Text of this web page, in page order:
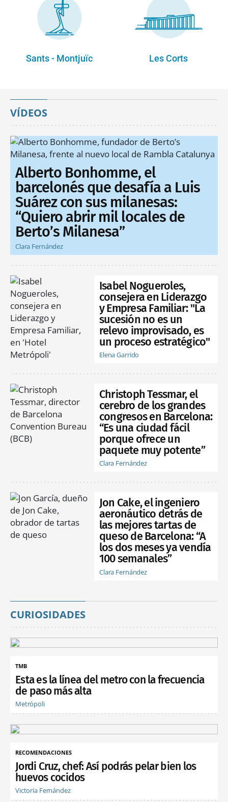
Sants - Montjuïc Les Corts
VÍDEOS
Alberto Bonhomme, el
barcelonés que desafía a Luis
Suárez con sus milanesas:
“Quiero abrir mil locales de
Berto’s Milanesa”
Clara Fernández
Isabel Nogueroles,
consejera en Liderazgo
y Empresa Familiar: "La
sucesión no es un
relevo improvisado, es
un proceso estratégico"
Elena Garrido
Christoph Tessmar, el
cerebro de los grandes
congresos en Barcelona:
“Es una ciudad fácil
porque ofrece un
paquete muy potente”
Clara Fernández
Jon Cake, el ingeniero
aeronáutico detrás de
las mejores tartas de
queso de Barcelona: “A
los dos meses ya vendía
100 semanales”
Clara Fernández
CURIOSIDADES
TMB
Esta es la línea del metro con la frecuencia
de paso más alta
Metrópoli
RECOMENDACIONES
Jordi Cruz, chef: Así podrás pelar bien los
huevos cocidos
Victoria Fernández